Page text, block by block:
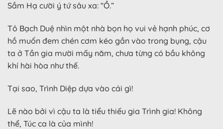
Sầm Hạ cười ý tứ sâu xa: “Ồ.”
Tô Bạch Duệ nhìn một nhà bọn họ vui vẻ hạnh phúc, cơ
hồ muốn đem chén cơm kéo gần vào trong bụng, cậu
ta ở Tần gia mười mấy năm, chưa từng có bầu không
khí hài hòa như thế.
Tại sao, Trình Diệp dựa vào cái gì!
Lẽ nào bởi vì cậu ta là tiểu thiếu gia Trình gia! Không
thể, Túc ca là của mình!